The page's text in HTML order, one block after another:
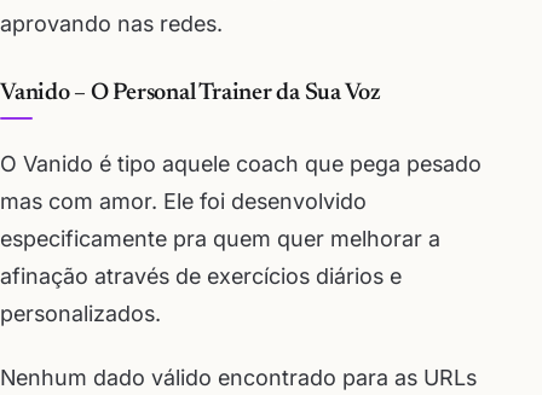
aprovando nas redes.
Vanido – O Personal Trainer da Sua Voz
O Vanido é tipo aquele coach que pega pesado
mas com amor. Ele foi desenvolvido
especificamente pra quem quer melhorar a
afinação através de exercícios diários e
personalizados.
Nenhum dado válido encontrado para as URLs